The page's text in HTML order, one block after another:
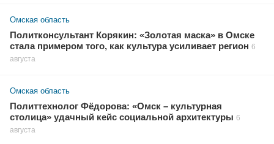
Омская область
Политконсультант Корякин: «Золотая маска» в Омске
стала примером того, как культура усиливает регион 6
августа
Омская область
Политтехнолог Фёдорова: «Омск – культурная
столица» удачный кейс социальной архитектуры 6
августа